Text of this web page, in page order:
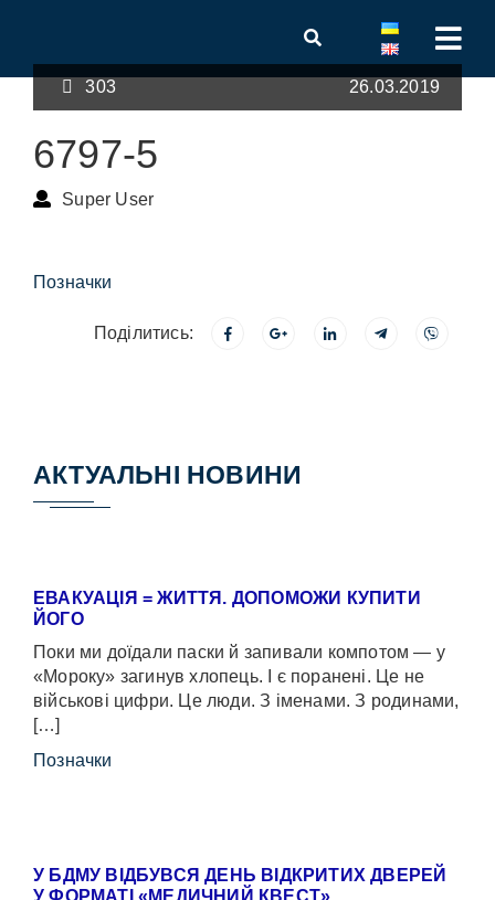
303 26.03.2019
6797-5
Super User
Позначки
Поділитись:
АКТУАЛЬНІ НОВИНИ
ЕВАКУАЦІЯ = ЖИТТЯ. ДОПОМОЖИ КУПИТИ
ЙОГО
Поки ми доїдали паски й запивали компотом — у
«Мороку» загинув хлопець. І є поранені. Це не
військові цифри. Це люди. З іменами. З родинами,
[…]
Позначки
У БДМУ ВІДБУВСЯ ДЕНЬ ВІДКРИТИХ ДВЕРЕЙ
У ФОРМАТІ «МЕДИЧНИЙ КВЕСТ»